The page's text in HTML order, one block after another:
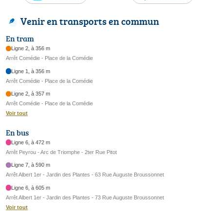
Venir en transports en commun
En tram
Ligne 2, à 356 m
Arrêt Comédie - Place de la Comédie
Ligne 1, à 356 m
Arrêt Comédie - Place de la Comédie
Ligne 2, à 357 m
Arrêt Comédie - Place de la Comédie
Voir tout
En bus
Ligne 6, à 472 m
Arrêt Peyrou - Arc de Triomphe - 2ter Rue Pitot
Ligne 7, à 590 m
Arrêt Albert 1er - Jardin des Plantes - 63 Rue Auguste Broussonnet
Ligne 6, à 605 m
Arrêt Albert 1er - Jardin des Plantes - 73 Rue Auguste Broussonnet
Voir tout